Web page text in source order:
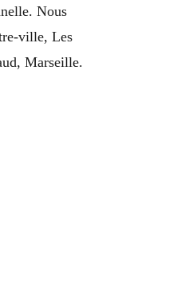
Nous
ville, Les
Marseille.